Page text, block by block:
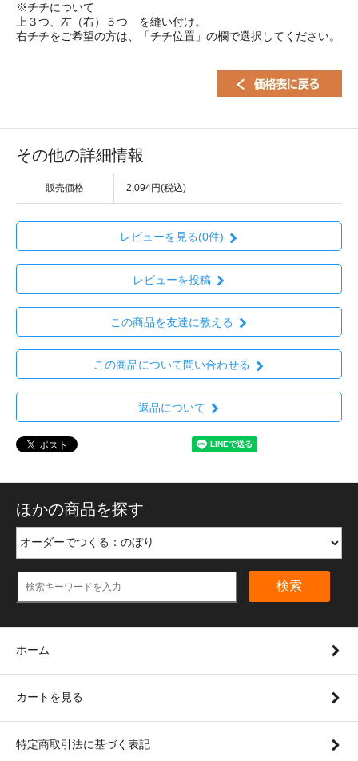
※チチについて
上３つ、左（右）５つ を縫い付け。
右チチをご希望の方は、「チチ位置」の欄で選択してください。
その他の詳細情報
販売価格 2,094円(税込)
レビューを見る(0件)
レビューを投稿
この商品を友達に教える
この商品について問い合わせる
返品について
ほかの商品を探す
検索
ホーム
カートを見る
特定商取引法に基づく表記